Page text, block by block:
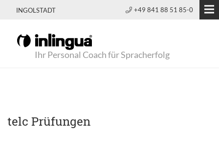
INGOLSTADT +49 841 88 51 85-0
Ihr Personal Coach für Spracherfolg
telc Prüfungen